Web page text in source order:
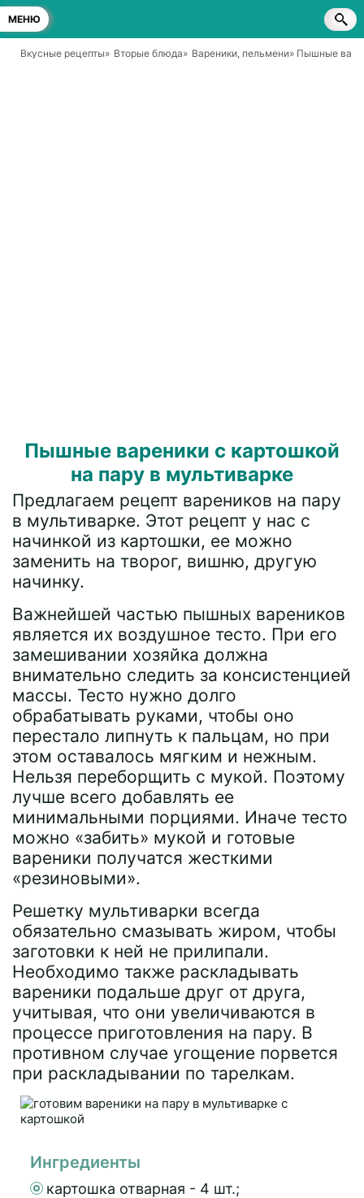
МЕНЮ
Вкусные рецепты» Вторые блюда» Вареники, пельмени» Пышные
Пышные вареники с картошкой
на пару в мультиварке
Предлагаем рецепт вареников на пару
в мультиварке. Этот рецепт у нас с
начинкой из картошки, ее можно
заменить на творог, вишню, другую
начинку.
Важнейшей частью пышных вареников
является их воздушное тесто. При его
замешивании хозяйка должна
внимательно следить за консистенцией
массы. Тесто нужно долго
обрабатывать руками, чтобы оно
перестало липнуть к пальцам, но при
этом оставалось мягким и нежным.
Нельзя переборщить с мукой. Поэтому
лучше всего добавлять ее
минимальными порциями. Иначе тесто
можно «забить» мукой и готовые
вареники получатся жесткими
«резиновыми».
Решетку мультиварки всегда
обязательно смазывать жиром, чтобы
заготовки к ней не прилипали.
Необходимо также раскладывать
вареники подальше друг от друга,
учитывая, что они увеличиваются в
процессе приготовления на пару. В
противном случае угощение порвется
при раскладывании по тарелкам.
Ингредиенты
картошка отварная - 4 шт.;